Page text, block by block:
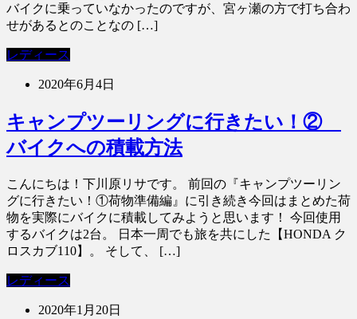
バイクに乗っていなかったのですが、宮ヶ瀬の方で打ち合わ
せがあるとのことなの […]
レディース
2020年6月4日
キャンプツーリングに行きたい！②
バイクへの積載方法
こんにちは！下川原リサです。 前回の『キャンプツーリン
グに行きたい！①荷物準備編』に引き続き今回はまとめた荷
物を実際にバイクに積載してみようと思います！ 今回使用
するバイクは2台。 日本一周でも旅を共にした【HONDA ク
ロスカブ110】。 そして、 […]
レディース
2020年1月20日